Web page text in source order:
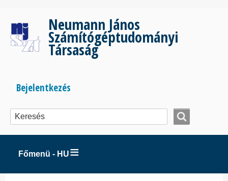
tartalomra
Neumann János
Számítógéptudományi
Társaság
Bejelentkezés
menüje
Bejelentkezés
Főmenü - HU